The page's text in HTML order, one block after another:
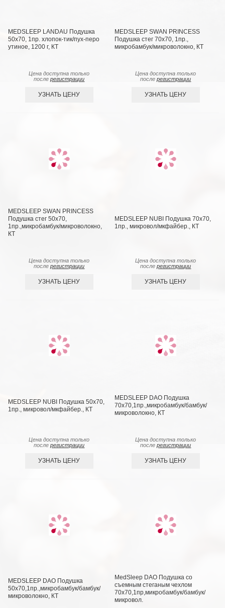
MEDSLEEP LANDAU Подушка
50х70, 1пр. хлопок-тик/пух-перо
утиное, 1200 г, КТ
Цена доступна только
послерегистрации
УЗНАТЬ ЦЕНУ
MEDSLEEP SWAN PRINCESS
Подушка стег 70х70, 1пр.,
микробамбук/микроволокно, КТ
Цена доступна только
послерегистрации
УЗНАТЬ ЦЕНУ
MEDSLEEP SWAN PRINCESS
Подушка стег 50х70,
1пр.,микробамбук/микроволокно,
КТ
Цена доступна только
послерегистрации
УЗНАТЬ ЦЕНУ
MEDSLEEP NUBI Подушка 70х70,
1пр., микровол/мкфайбер., КТ
Цена доступна только
послерегистрации
УЗНАТЬ ЦЕНУ
MEDSLEEP NUBI Подушка 50х70,
1пр., микровол/мкфайбер., КТ
Цена доступна только
послерегистрации
УЗНАТЬ ЦЕНУ
MEDSLEEP DAO Подушка
70х70,1пр.,микробамбук/бамбук/
микроволокно, КТ
Цена доступна только
послерегистрации
УЗНАТЬ ЦЕНУ
MEDSLEEP DAO Подушка
50х70,1пр.,микробамбук/бамбук/
микроволокно, КТ
MedSleep DAO Подушка со
съемным стеганым чехлом
70х70,1пр,микробамбук/бамбук/
микровол.